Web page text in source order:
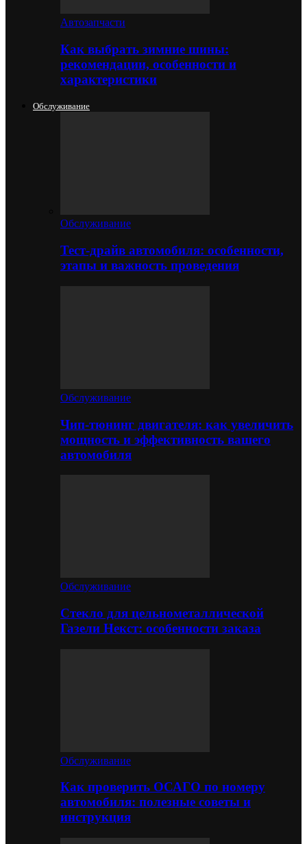
Автозапчасти
Как выбрать зимние шины:
рекомендации, особенности и
характеристики
Обслуживание
Обслуживание
Тест-драйв автомобиля: особенности,
этапы и важность проведения
Обслуживание
Чип-тюнинг двигателя: как увеличить
мощность и эффективность вашего
автомобиля
Обслуживание
Стекло для цельнометаллической
Газели Некст: особенности заказа
Обслуживание
Как проверить ОСАГО по номеру
автомобиля: полезные советы и
инструкция